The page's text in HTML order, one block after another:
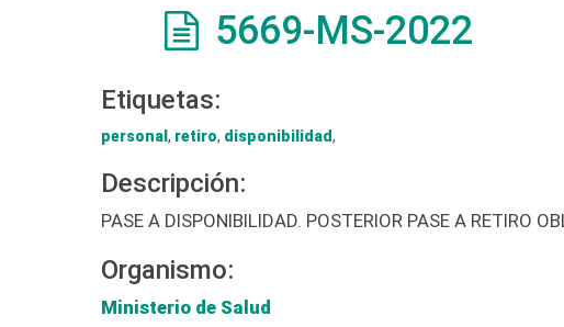
5669-MS-2022
Etiquetas:
personal , retiro, disponibilidad,
Descripción:
PASE A DISPONIBILIDAD. POSTERIOR PASE A RETIRO
Organismo:
Ministerio de Salud